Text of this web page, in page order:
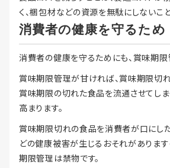
く、梱包材などの資源を無駄にしないこ
消費者の健康を守るため
消費者の健康を守るためにも、賞味期限
賞味期限管理が甘ければ、賞味期限切れ
賞味期限の切れた食品を流通させてしま
高まります。
賞味期限切れの食品を消費者が口にし
どの健康被害が生じるおそれがありま
期限管理は禁物です。